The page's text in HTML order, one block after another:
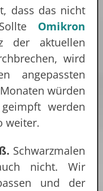
dass das nicht
Omikron
der aktuellen
wird
angepassten
würden
werden
weiter.
Schwarzmalen
nicht. Wir
und der